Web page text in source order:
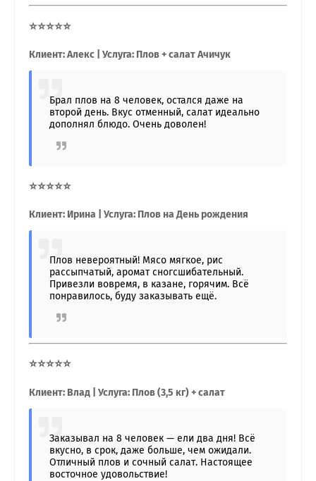
⭐⭐⭐⭐⭐
Клиент: Алекс | Услуга: Плов + салат Ачичук
Брал плов на 8 человек, остался даже на
второй день. Вкус отменный, салат идеально
дополнял блюдо. Очень доволен!
⭐⭐⭐⭐⭐
Клиент: Ирина | Услуга: Плов на День рождения
Плов невероятный! Мясо мягкое, рис
рассыпчатый, аромат сногсшибательный.
Привезли вовремя, в казане, горячим. Всё
понравилось, буду заказывать ещё.
⭐⭐⭐⭐⭐
Клиент: Влад | Услуга: Плов (3,5 кг) + салат
Заказывал на 8 человек — ели два дня! Всё
вкусно, в срок, даже больше, чем ожидали.
Отличный плов и сочный салат. Настоящее
восточное удовольствие!